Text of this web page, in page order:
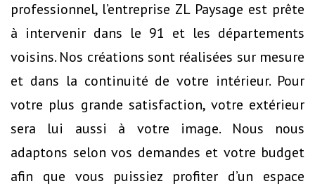
professionnel, l’entreprise ZL Paysage est prête
à intervenir dans le 91 et les départements
voisins. Nos créations sont réalisées sur mesure
et dans la continuité de votre intérieur. Pour
votre plus grande satisfaction, votre extérieur
sera lui aussi à votre image. Nous nous
adaptons selon vos demandes et votre budget
afin que vous puissiez profiter d’un espace